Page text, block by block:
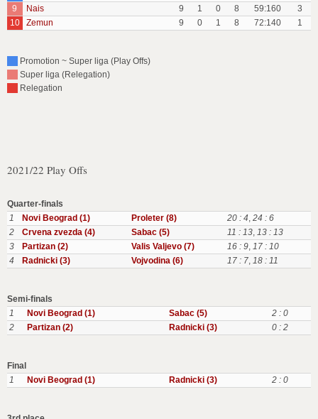
9
Nais 9 1 0 8 59:160
3
10
Zemun 9 0 1 8 72:140 1
Promotion ~ Super liga (Play Offs)
Super liga (Relegation)
Relegation
2021/22 Play Offs
Quarter-finals
1
Novi Beograd (1) Proleter (8) 20 : 4, 24 : 6
2
Crvena zvezda (4) Sabac (5) 11 : 13, 13 : 13
3
Partizan (2) Valis Valjevo (7) 16 : 9, 17 : 10
4
Radnicki (3) Vojvodina (6) 17 : 7, 18 : 11
Semi-finals
1
Novi Beograd (1) Sabac (5)
2 : 0
2
Partizan (2) Radnicki (3) 0 : 2
Final
1
Novi Beograd (1) Radnicki (3) 2 : 0